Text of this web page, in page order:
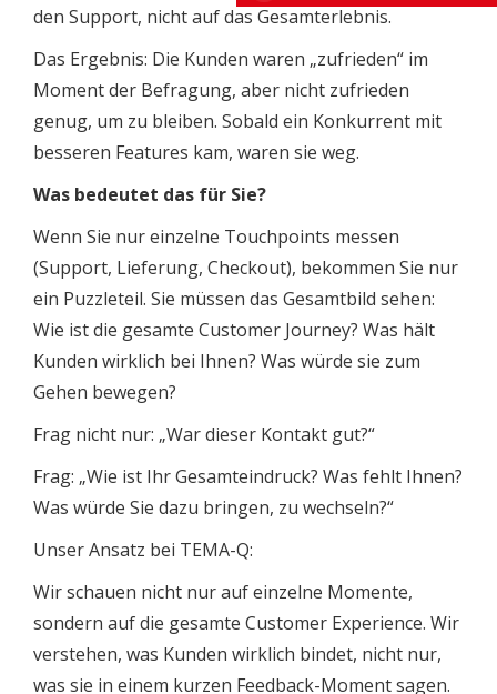
den Support, nicht auf das Gesamterlebnis.
Das Ergebnis: Die Kunden waren „zufrieden“ im
Moment der Befragung, aber nicht zufrieden
genug, um zu bleiben. Sobald ein Konkurrent mit
besseren Features kam, waren sie weg.
Was bedeutet das für Sie?
Wenn Sie nur einzelne Touchpoints messen
(Support, Lieferung, Checkout), bekommen Sie nur
ein Puzzleteil. Sie müssen das Gesamtbild sehen:
Wie ist die gesamte Customer Journey? Was hält
Kunden wirklich bei Ihnen? Was würde sie zum
Gehen bewegen?
Frag nicht nur: „War dieser Kontakt gut?“
Frag: „Wie ist Ihr Gesamteindruck? Was fehlt Ihnen?
Was würde Sie dazu bringen, zu wechseln?“
Unser Ansatz bei TEMA-Q:
Wir schauen nicht nur auf einzelne Momente,
sondern auf die gesamte Customer Experience. Wir
verstehen, was Kunden wirklich bindet, nicht nur,
was sie in einem kurzen Feedback-Moment sagen.